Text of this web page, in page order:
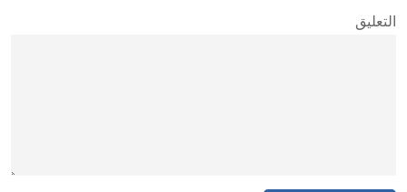
التعليق